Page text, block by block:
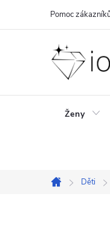
Pomoc
Ženy
Domů
Děti